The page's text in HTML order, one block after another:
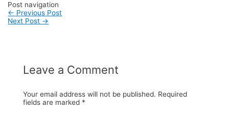
Post navigation
← Previous Post
Next Post →
Leave a Comment
Your email address will not be published. Required
fields are marked *